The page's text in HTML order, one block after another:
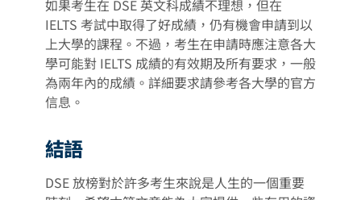
如果考生在 DSE 英文科成績不理想，但在
IELTS 考試中取得了好成績，仍有機會申請到以
上大學的課程。不過，考生在申請時應注意各大
學可能對 IELTS 成績的有效期及所有要求，一般
為兩年內的成績。詳細要求請參考各大學的官方
信息。
結語
DSE 放榜對於許多考生來說是人生的一個重要